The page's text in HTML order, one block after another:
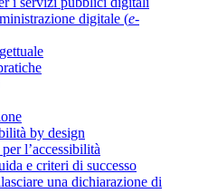
digitale (e-
by design
l’accessibilità
e criteri di successo
una dichiarazione di